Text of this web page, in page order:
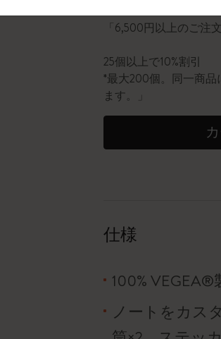
レクション
「6,500円以上のご注
25個以上で10%割引
*最大200個。同一商
ます。」
仕様
100%
ノートをカス